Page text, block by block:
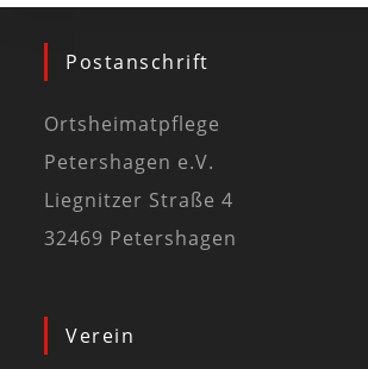
Postanschrift
Ortsheimatpflege
Petershagen e.V.
Liegnitzer Straße 4
32469 Petershagen
Verein